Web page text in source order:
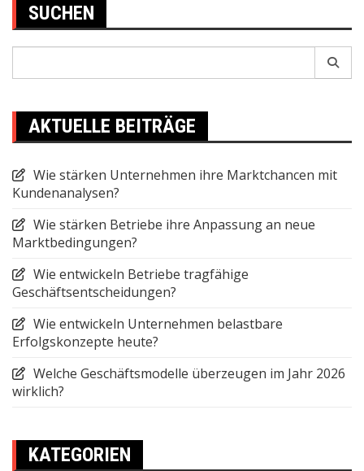
SUCHEN
AKTUELLE BEITRÄGE
Wie stärken Unternehmen ihre Marktchancen mit
Kundenanalysen?
Wie stärken Betriebe ihre Anpassung an neue
Marktbedingungen?
Wie entwickeln Betriebe tragfähige
Geschäftsentscheidungen?
Wie entwickeln Unternehmen belastbare
Erfolgskonzepte heute?
Welche Geschäftsmodelle überzeugen im Jahr 2026
wirklich?
KATEGORIEN